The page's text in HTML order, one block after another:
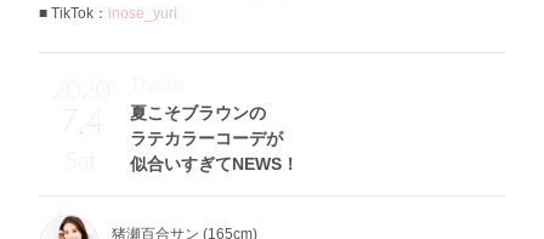
TikTok： inose_yuri
7.4
Sat
夏こそブラウンの
ラテカラーコーデが
似合いすぎてNEWS！
Theme
猪瀬百合サン (165cm)